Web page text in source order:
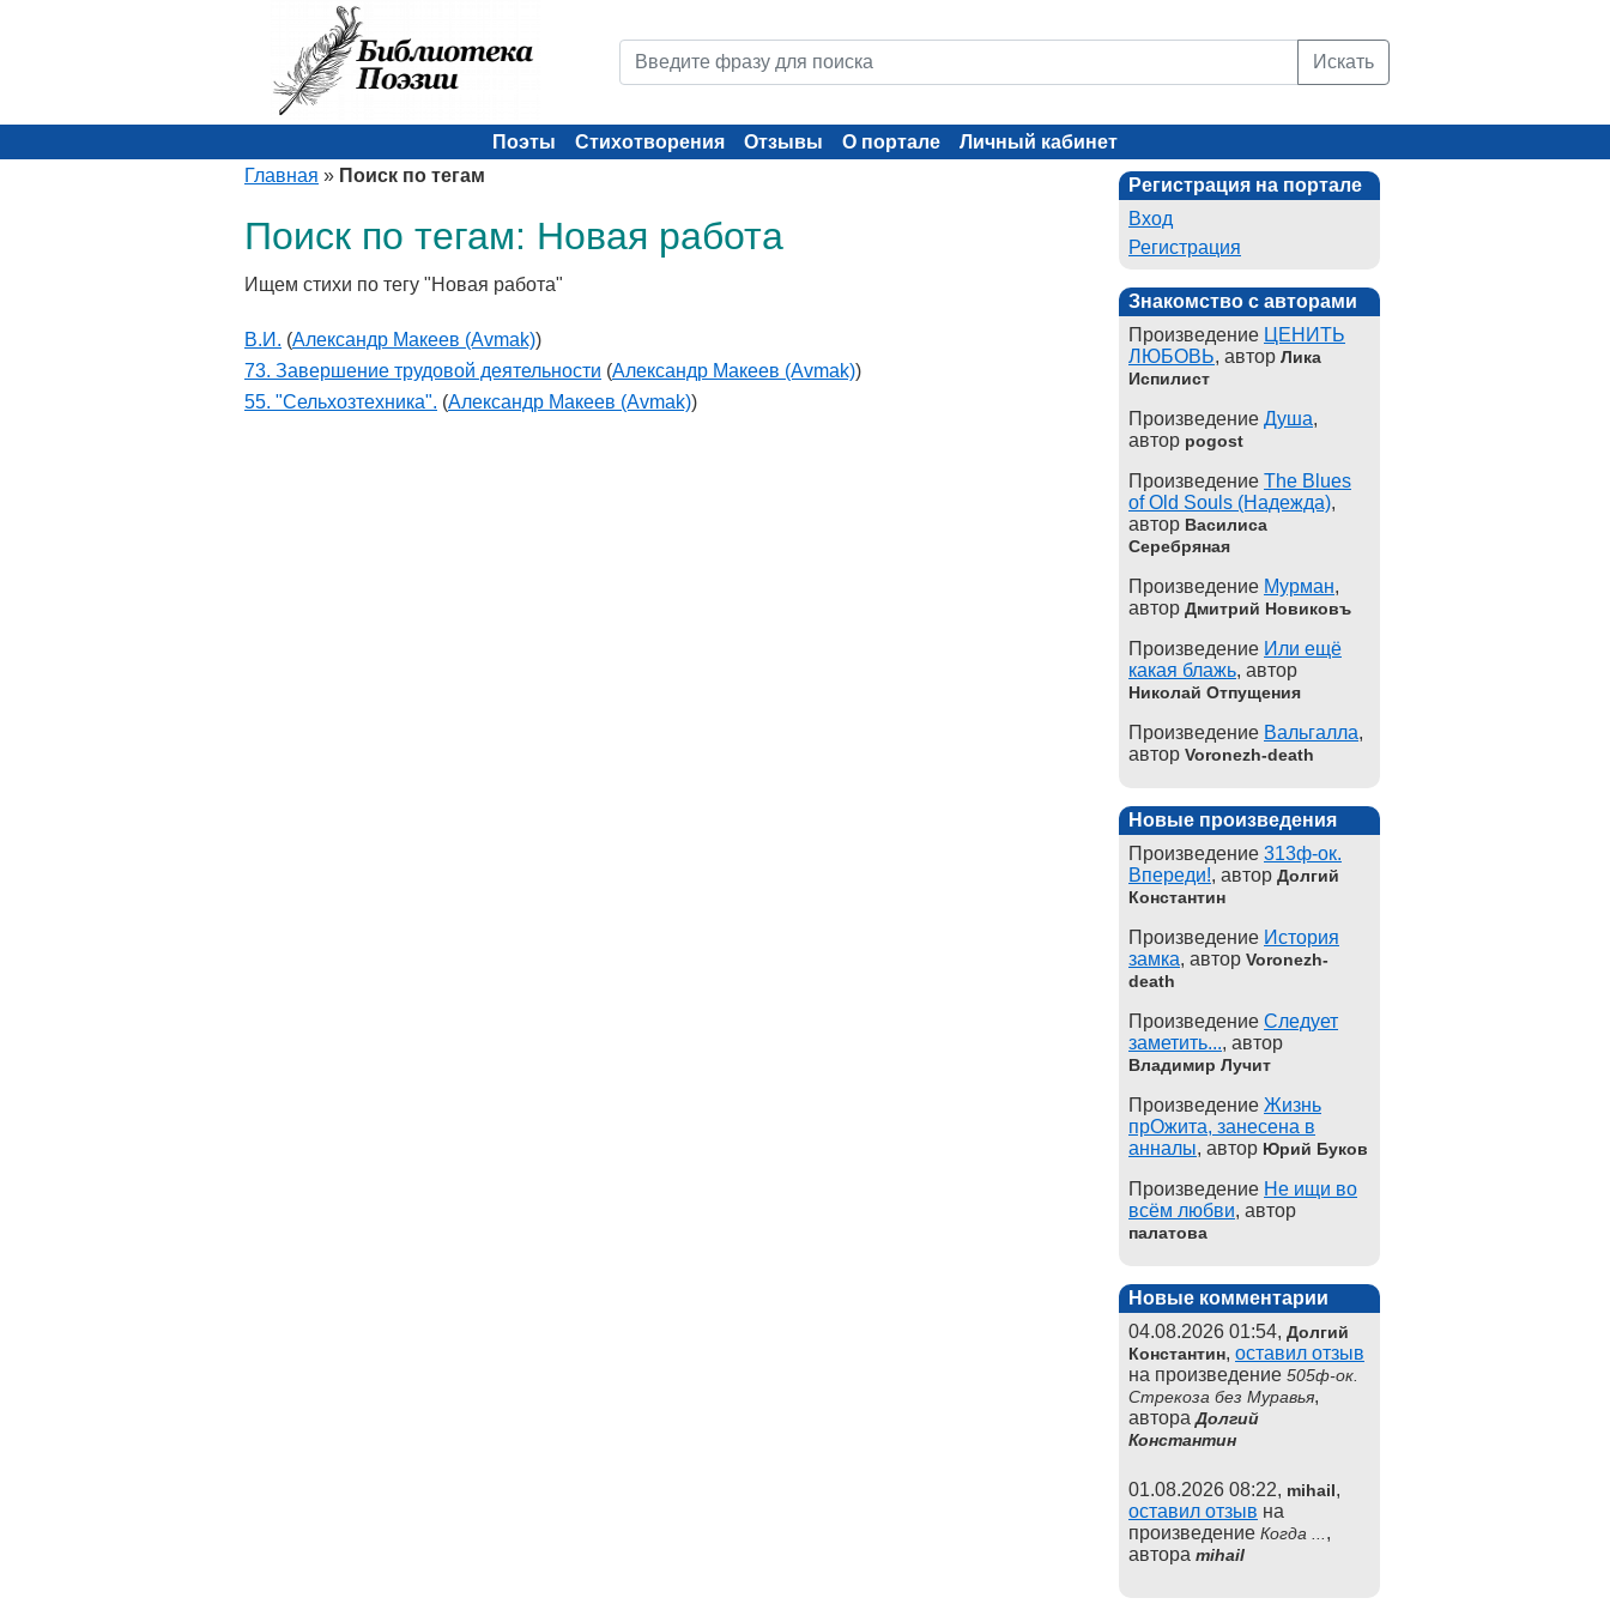
Искать
Поэты Стихотворения Отзывы О портале
Личный кабинет
Главная » Поиск по тегам
Поиск по тегам: Новая работа
Ищем стихи по тегу "Новая работа"
В.И. (Александр Макеев (Avmak))
73. Завершение трудовой деятельности (Александр Макеев (Avmak))
55. "Сельхозтехника". (Александр Макеев (Avmak))
Регистрация на портале
Вход
Регистрация
Знакомство с авторами
Произведение ЦЕНИТЬ
ЛЮБОВЬ, автор Лика
Испилист
Произведение Душа,
автор pogost
Произведение The Blues
of Old Souls (Надежда),
автор Василиса
Серебряная
Произведение Мурман,
автор Дмитрий Новиковъ
Произведение Или ещё
какая блажь, автор
Николай Отпущения
Произведение Вальгалла,
автор Voronezh-death
Новые произведения
Произведение 313ф-ок.
Впереди!, автор Долгий
Константин
Произведение История
замка, автор Voronezh-
death
Произведение Следует
заметить..., автор
Владимир Лучит
Произведение Жизнь
прОжита, занесена в
анналы, автор Юрий Буков
Произведение Не ищи во
всём любви, автор
палатова
Новые комментарии
04.08.2026 01:54, Долгий
Константин, оставил отзыв
на произведение 505ф-ок.
Стрекоза без Муравья,
автораДолгий
Константин
01.08.2026 08:22, mihail,
оставил отзыв на
произведение Когда ... ,
автора mihail